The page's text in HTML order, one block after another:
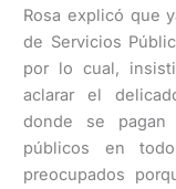
Rosa explicó que
de Servicios
por lo cual,
aclarar el
donde se
públicos en
preocupados